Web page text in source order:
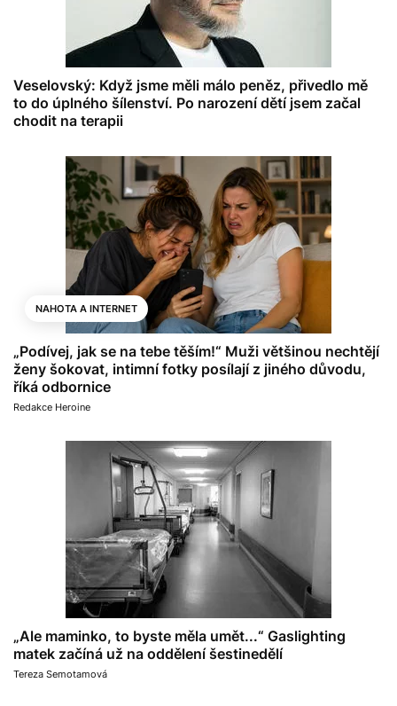
Veselovský: Když jsme měli málo peněz, přivedlo mě
to do úplného šílenství. Po narození dětí jsem začal
chodit na terapii
NAHOTA A INTERNET
„Podívej, jak se na tebe těším!“ Muži většinou nechtějí
ženy šokovat, intimní fotky posílají z jiného důvodu,
říká odbornice
Redakce Heroine
„Ale maminko, to byste měla umět...“ Gaslighting
matek začíná už na oddělení šestinedělí
Tereza Semotamová